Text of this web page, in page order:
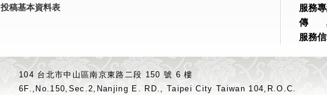
投稿基本資料表
服務專
傳 真
服務信
104 台北市中山區南京東路二段 150 號 6 樓
6F.,No.150,Sec.2,Nanjing E. RD., Taipei City Taiwan 104,R.O.C.